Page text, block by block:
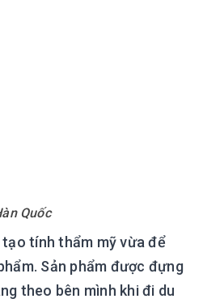
Quốc
tính thẩm mỹ vừa để
Sản phẩm được đựng
theo bên mình khi đi du